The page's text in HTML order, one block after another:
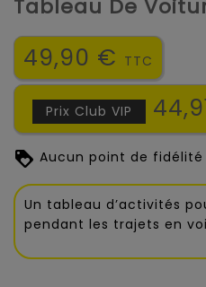
Tableau De
49,90 € TTC
Prix Club VIP
Aucun point de
Un tableau d’activités
pendant les trajets en